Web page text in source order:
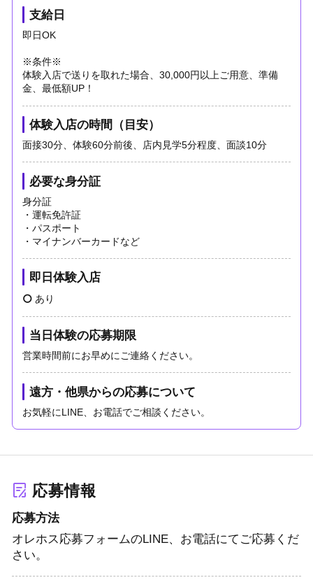
支給日
即日OK
※条件※
体験入店で送りを取れた場合、30,000円以上ご用意、準備
金、最低額UP！
体験入店の時間（目安）
面接30分、体験60分前後、店内見学5分程度、面談10分
必要な身分証
身分証
・運転免許証
・パスポート
・マイナンバーカードなど
即日体験入店
あり
当日体験の応募期限
営業時間前にお早めにご連絡ください。
遠方・他県からの応募について
お気軽にLINE、お電話でご相談ください。
応募情報
応募方法
オレホス応募フォームのLINE、お電話にてご応募くだ
さい。